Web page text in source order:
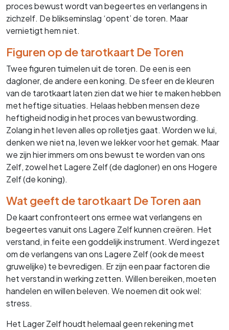
proces bewust wordt van begeertes en verlangens in
zichzelf. De blikseminslag ‘opent’ de toren. Maar
vernietigt hem niet.
Figuren op de tarotkaart De Toren
Twee figuren tuimelen uit de toren. De een is een
dagloner, de andere een koning. De sfeer en de kleuren
van de tarotkaart laten zien dat we hier te maken hebben
met heftige situaties. Helaas hebben mensen deze
heftigheid nodig in het proces van bewustwording.
Zolang in het leven alles op rolletjes gaat. Worden we lui,
denken we niet na, leven we lekker voor het gemak. Maar
we zijn hier immers om ons bewust te worden van ons
Zelf, zowel het Lagere Zelf (de dagloner) en ons Hogere
Zelf (de koning).
Wat geeft de tarotkaart De Toren aan
De kaart confronteert ons ermee wat verlangens en
begeertes vanuit ons Lagere Zelf kunnen creëren. Het
verstand, in feite een goddelijk instrument. Werd ingezet
om de verlangens van ons Lagere Zelf (ook de meest
gruwelijke) te bevredigen. Er zijn een paar factoren die
het verstand in werking zetten. Willen bereiken, moeten
handelen en willen beleven. We noemen dit ook wel:
stress.
Het Lager Zelf houdt helemaal geen rekening met